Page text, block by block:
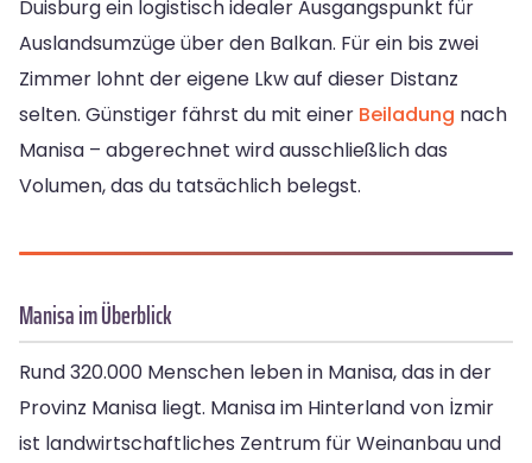
Duisburg ein logistisch idealer Ausgangspunkt für
Auslandsumzüge über den Balkan. Für ein bis zwei
Zimmer lohnt der eigene Lkw auf dieser Distanz
selten. Günstiger fährst du mit einer Beiladung nach
Manisa – abgerechnet wird ausschließlich das
Volumen, das du tatsächlich belegst.
Manisa im Überblick
Rund 320.000 Menschen leben in Manisa, das in der
Provinz Manisa liegt. Manisa im Hinterland von İzmir
ist landwirtschaftliches Zentrum für Weinanbau und